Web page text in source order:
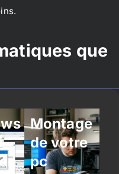
que
Montage
de votre
pc